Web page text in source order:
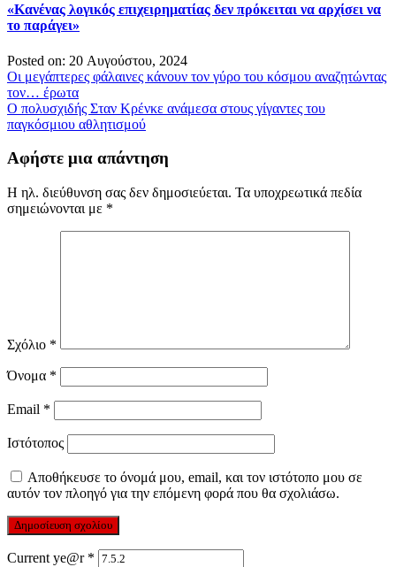
«Κανένας λογικός επιχειρηματίας δεν πρόκειται να αρχίσει να
το παράγει»
Posted on: 20 Αυγούστου, 2024
Πλοήγηση
άρθρων
Οι μεγάπτερες φάλαινες κάνουν τον γύρο του κόσμου αναζητώντας
τον… έρωτα
Ο πολυσχιδής Σταν Κρένκε ανάμεσα στους γίγαντες του
παγκόσμιου αθλητισμού
Αφήστε μια απάντηση
Η ηλ. διεύθυνση σας δεν δημοσιεύεται. Τα υποχρεωτικά πεδία
σημειώνονται με *
Σχόλιο *
Όνομα *
Email *
Ιστότοπος
Αποθήκευσε το όνομά μου, email, και τον ιστότοπο μου σε
αυτόν τον πλοηγό για την επόμενη φορά που θα σχολιάσω.
Current ye@r *